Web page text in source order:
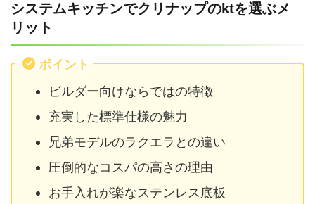
システムキッチンでクリナップのktを選ぶメ
リット
ポイント
ビルダー向けならではの特徴
充実した標準仕様の魅力
兄弟モデルのラクエラとの違い
圧倒的なコスパの高さの理由
お手入れが楽なステンレス底板